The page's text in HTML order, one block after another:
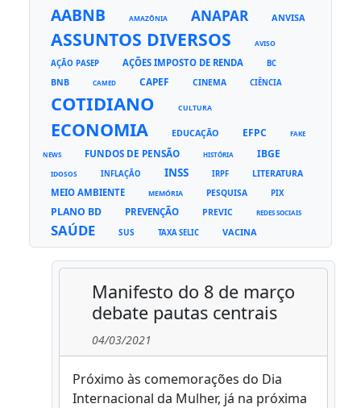
AABNB AMAZÔNIA ANAPAR ANVISA
ASSUNTOS DIVERSOS AVISO
AÇÃO PASEP AÇÕES IMPOSTO DE RENDA BC
BNB CAMED CAPEF CINEMA CIÊNCIA
COTIDIANO CULTURA
ECONOMIA EDUCAÇÃO EFPC FAKE
NEWS FUNDOS DE PENSÃO HISTÓRIA IBGE
IDOSOS INFLAÇÃO INSS IRPF LITERATURA
MEIO AMBIENTE MEMÓRIA PESQUISA PIX
PLANO BD PREVENÇÃO PREVIC REDES SOCIAIS
SAÚDE SUS TAXA SELIC VACINA
Manifesto do 8 de março
debate pautas centrais
04/03/2021
Próximo às comemorações do Dia
Internacional da Mulher, já na próxima